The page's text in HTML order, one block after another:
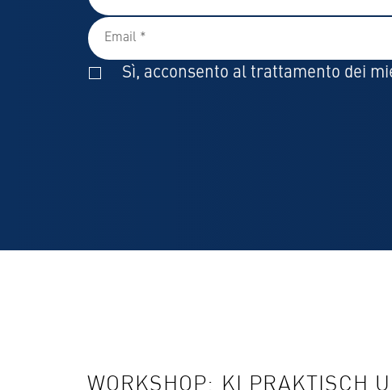
Sì, acconsento al trattamento dei
WORKSHOP: KI PRAKTISCH